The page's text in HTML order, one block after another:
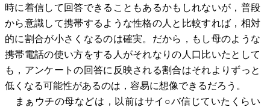
時に着信して回答できることもあるかもしれないが，普段
から意識して携帯するような性格の人と比較すれば，相対
的に割合が小さくなるのは確実。だから，もし母のような
携帯電話の使い方をする人がそれなりの人口比いたとして
も，アンケートの回答に反映される割合はそれよりずっと
低くなる可能性があるのは，容易に想像できるだろう。
まぁウチの母などは，以前はサイ○バ信じていたくらい